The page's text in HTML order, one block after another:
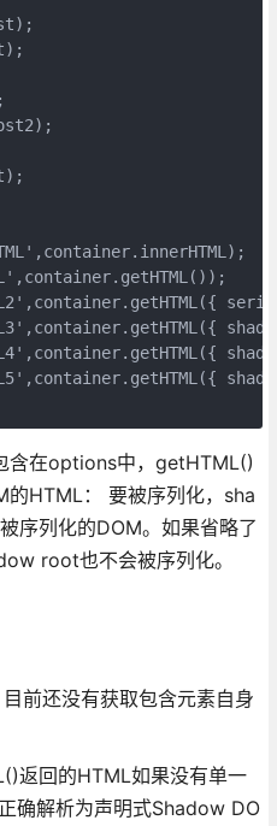
含在options中，getHTML()
HTML： 要被序列化，sha
序列化的DOM。如果省略了
root也不会被序列化。
前还没有获取包含元素自身
返回的HTML如果没有单一
确解析为声明式Shadow DO